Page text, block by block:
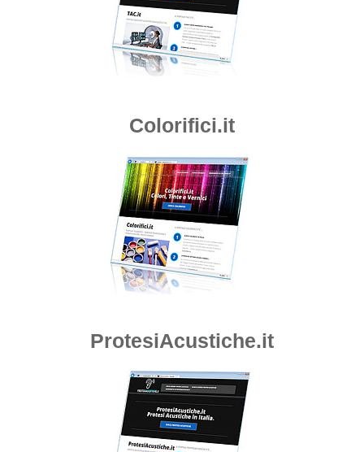
Colorifici.it
ProtesiAcustiche.it